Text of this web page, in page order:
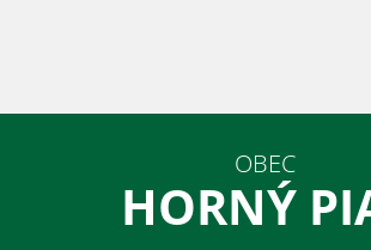
OBEC
HORNÝ